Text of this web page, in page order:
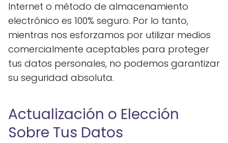
Internet o método de almacenamiento
electrónico es 100% seguro. Por lo tanto,
mientras nos esforzamos por utilizar medios
comercialmente aceptables para proteger
tus datos personales, no podemos garantizar
su seguridad absoluta.
Actualización o Elección
Sobre Tus Datos